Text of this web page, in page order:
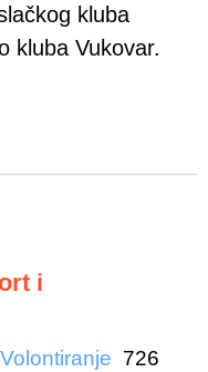
kluba
kluba Vukovar.
i
Volontiranje 726